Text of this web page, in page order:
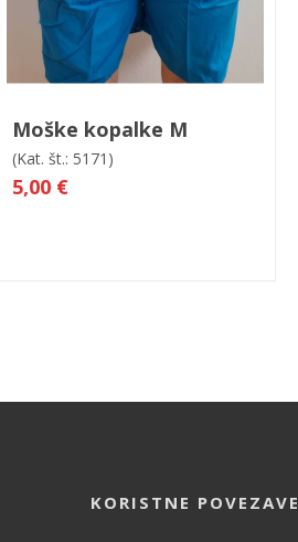
V košarico Hitri ogled
Moške kopalke M
(Kat. št.: 5171)
5,00 €
KORISTNE POVEZAVE